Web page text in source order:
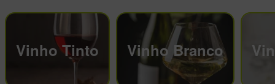
Vinho Tinto Vinho Branco